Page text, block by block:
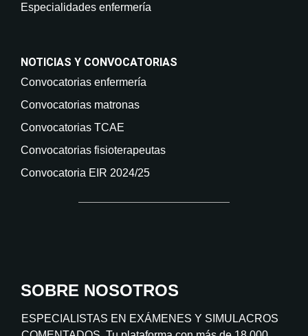
Especialidades enfermería
NOTICIAS Y CONVOCATORIAS
Convocatorias enfermería
Convocatorias matronas
Convocatorias TCAE
Convocatorias fisioterapeutas
Convocatoria EIR 2024/25
SOBRE NOSOTROS
ESPECIALISTAS EN EXÁMENES Y SIMULACROS